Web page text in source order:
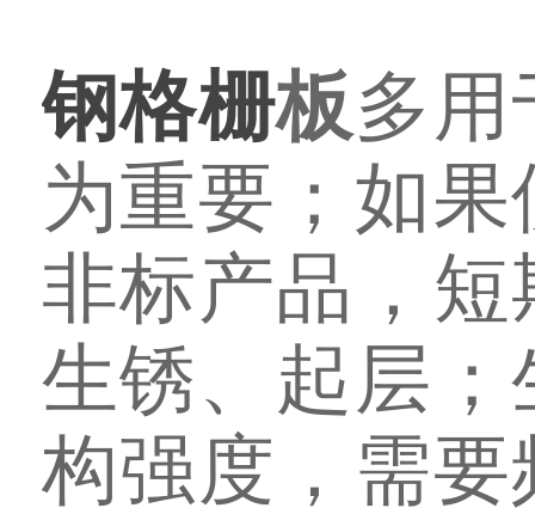
钢格栅板多
为重要；如
非标产品，
生锈、起层
构强度，需